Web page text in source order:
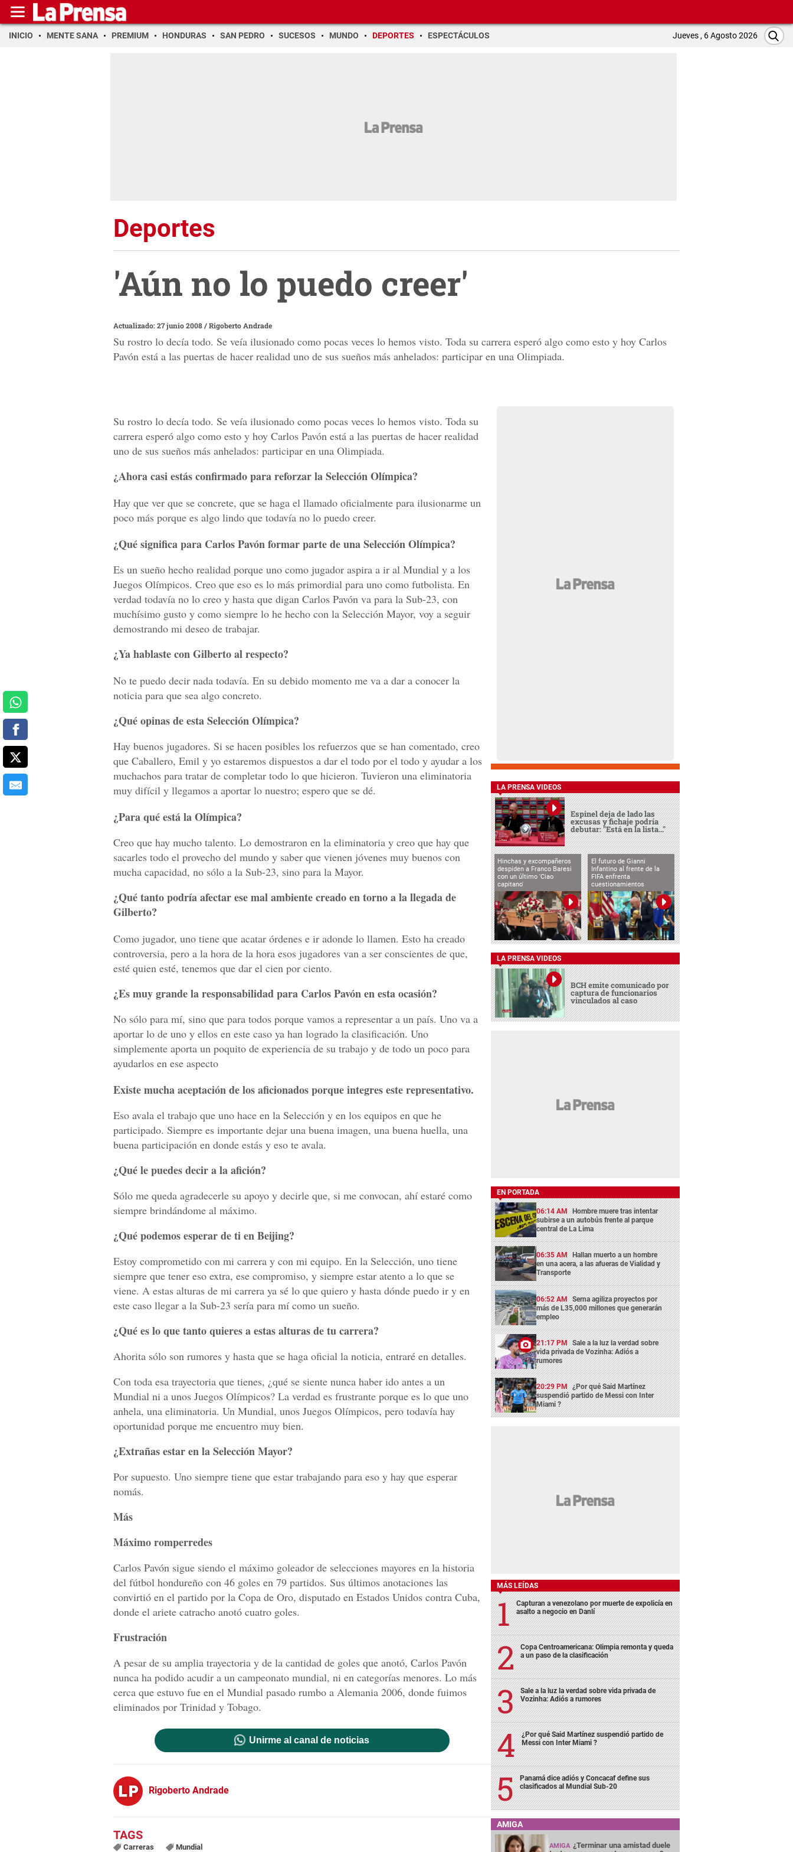
INICIO MENTE SANA PREMIUM HONDURAS SAN PEDRO SUCESOS MUNDO DEPORTES ESPECTÁCULOS Jueves , 6 Agosto 2026
Deportes
'Aún no lo puedo creer'
Actualizado: 27 junio 2008/Rigoberto Andrade
Su rostro lo decía todo. Se veía ilusionado como pocas veces lo hemos visto. Toda su carrera esperó algo como esto y hoy Carlos
Pavón está a las puertas de hacer realidad uno de sus sueños más anhelados: participar en una Olimpiada.
Su rostro lo decía todo. Se veía ilusionado como pocas veces lo hemos visto. Toda su
carrera esperó algo como esto y hoy Carlos Pavón está a las puertas de hacer realidad
uno de sus sueños más anhelados: participar en una Olimpiada.
¿Ahora casi estás confirmado para reforzar la Selección Olímpica?
Hay que ver que se concrete, que se haga el llamado oficialmente para ilusionarme un
poco más porque es algo lindo que todavía no lo puedo creer.
¿Qué significa para Carlos Pavón formar parte de una Selección Olímpica?
Es un sueño hecho realidad porque uno como jugador aspira a ir al Mundial y a los
Juegos Olímpicos. Creo que eso es lo más primordial para uno como futbolista. En
verdad todavía no lo creo y hasta que digan Carlos Pavón va para la Sub-23, con
muchísimo gusto y como siempre lo he hecho con la Selección Mayor, voy a seguir
demostrando mi deseo de trabajar.
¿Ya hablaste con Gilberto al respecto?
No te puedo decir nada todavía. En su debido momento me va a dar a conocer la
noticia para que sea algo concreto.
¿Qué opinas de esta Selección Olímpica?
Hay buenos jugadores. Si se hacen posibles los refuerzos que se han comentado, creo
que Caballero, Emil y yo estaremos dispuestos a dar el todo por el todo y ayudar a los
muchachos para tratar de completar todo lo que hicieron. Tuvieron una eliminatoria
muy difícil y llegamos a aportar lo nuestro; espero que se dé.
¿Para qué está la Olímpica?
Creo que hay mucho talento. Lo demostraron en la eliminatoria y creo que hay que
sacarles todo el provecho del mundo y saber que vienen jóvenes muy buenos con
mucha capacidad, no sólo a la Sub-23, sino para la Mayor.
¿Qué tanto podría afectar ese mal ambiente creado en torno a la llegada de
Gilberto?
Como jugador, uno tiene que acatar órdenes e ir adonde lo llamen. Esto ha creado
controversia, pero a la hora de la hora esos jugadores van a ser conscientes de que,
esté quien esté, tenemos que dar el cien por ciento.
¿Es muy grande la responsabilidad para Carlos Pavón en esta ocasión?
No sólo para mí, sino que para todos porque vamos a representar a un país. Uno va a
aportar lo de uno y ellos en este caso ya han logrado la clasificación. Uno
simplemente aporta un poquito de experiencia de su trabajo y de todo un poco para
ayudarlos en ese aspecto
Existe mucha aceptación de los aficionados porque integres este representativo.
Eso avala el trabajo que uno hace en la Selección y en los equipos en que he
participado. Siempre es importante dejar una buena imagen, una buena huella, una
buena participación en donde estás y eso te avala.
¿Qué le puedes decir a la afición?
Sólo me queda agradecerle su apoyo y decirle que, si me convocan, ahí estaré como
siempre brindándome al máximo.
¿Qué podemos esperar de ti en Beijing?
Estoy comprometido con mi carrera y con mi equipo. En la Selección, uno tiene
siempre que tener eso extra, ese compromiso, y siempre estar atento a lo que se
viene. A estas alturas de mi carrera ya sé lo que quiero y hasta dónde puedo ir y en
este caso llegar a la Sub-23 sería para mí como un sueño.
¿Qué es lo que tanto quieres a estas alturas de tu carrera?
Ahorita sólo son rumores y hasta que se haga oficial la noticia, entraré en detalles.
Con toda esa trayectoria que tienes, ¿qué se siente nunca haber ido antes a un
Mundial ni a unos Juegos Olímpicos? La verdad es frustrante porque es lo que uno
anhela, una eliminatoria. Un Mundial, unos Juegos Olímpicos, pero todavía hay
oportunidad porque me encuentro muy bien.
¿Extrañas estar en la Selección Mayor?
Por supuesto. Uno siempre tiene que estar trabajando para eso y hay que esperar
nomás.
Más
Máximo romperredes
Carlos Pavón sigue siendo el máximo goleador de selecciones mayores en la historia
del fútbol hondureño con 46 goles en 79 partidos. Sus últimos anotaciones las
convirtió en el partido por la Copa de Oro, disputado en Estados Unidos contra Cuba,
donde el ariete catracho anotó cuatro goles.
Frustración
A pesar de su amplia trayectoria y de la cantidad de goles que anotó, Carlos Pavón
nunca ha podido acudir a un campeonato mundial, ni en categorías menores. Lo más
cerca que estuvo fue en el Mundial pasado rumbo a Alemania 2006, donde fuimos
eliminados por Trinidad y Tobago.
Unirme al canal de noticias
Rigoberto Andrade
Carreras Mundial
LA PRENSA VIDEOS
Espinel deja de lado las
excusas y fichaje podría
debutar: "Está en la lista..."
Hinchas y excompañeros
despiden a Franco Baresi
con un último 'Ciao
capitano'
El futuro de Gianni
Infantino al frente de la
FIFA enfrenta
cuestionamientos
LA PRENSA VIDEOS
BCH emite comunicado por
captura de funcionarios
vinculados al caso
EN PORTADA
06:14 AM Hombre muere tras intentar
subirse a un autobús frente al parque
central de La Lima
06:35 AM Hallan muerto a un hombre
en una acera, a las afueras de Vialidad y
Transporte
06:52 AM Serna agiliza proyectos por
más de L35,000 millones que generarán
empleo
21:17 PM Sale a la luz la verdad sobre
vida privada de Vozinha: Adiós a
rumores
20:29 PM ¿Por qué Said Martínez
suspendió partido de Messi con Inter
Miami ?
MÁS LEÍDAS
Capturan a venezolano por muerte de expolicía en
asalto a negocio en Danlí
Copa Centroamericana: Olimpia remonta y queda
a un paso de la clasificación
Sale a la luz la verdad sobre vida privada de
Vozinha: Adiós a rumores
¿Por qué Said Martínez suspendió partido de
Messi con Inter Miami ?
Panamá dice adiós y Concacaf define sus
clasificados al Mundial Sub-20
AMIGA
AMIGA ¿Terminar una amistad duele